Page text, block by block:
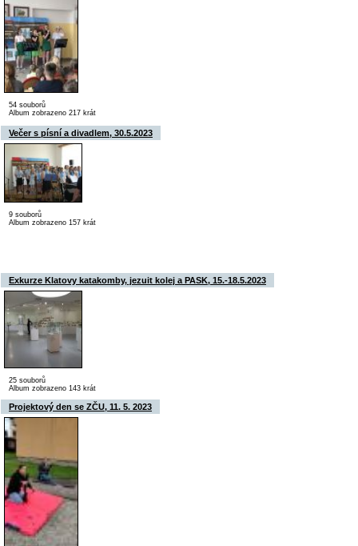
54 souborů
Album zobrazeno 217 krát
Večer s písní a divadlem, 30.5.2023
9 souborů
Album zobrazeno 157 krát
Exkurze Klatovy katakomby, jezuit kolej a PASK, 15.-18.5.2023
25 souborů
Album zobrazeno 143 krát
Projektový den se ZČU, 11. 5. 2023